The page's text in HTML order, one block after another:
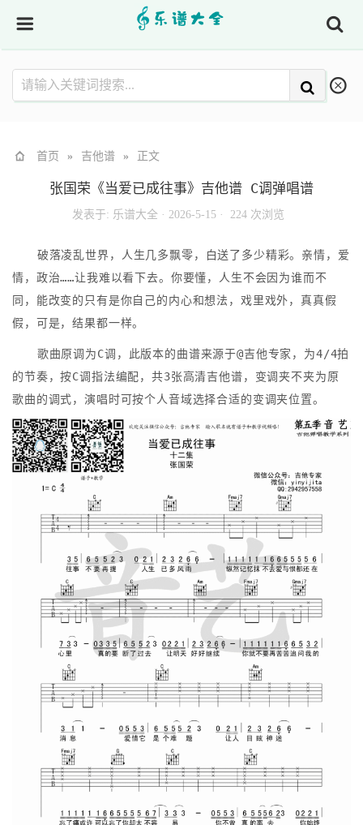
首页 » 吉他谱 » 正文
张国荣《当爱已成往事》吉他谱 C调弹唱谱
发表于: 乐谱大全 · 2026-5-15 · 224 次浏览
破落凌乱世界，人生几多飘零，白送了多少精彩。亲情，爱
情，政治……让我难以看下去。你要懂，人生不会因为谁而不
同，能改变的只有是你自己的内心和想法，戏里戏外，真真假
假，可是，结果都一样。
歌曲原调为C调，此版本的曲谱来源于@吉他专家，为4/4拍
的节奏，按C调指法编配，共3张高清吉他谱，变调夹不夹为原
歌曲的调式，演唱时可按个人音域选择合适的变调夹位置。